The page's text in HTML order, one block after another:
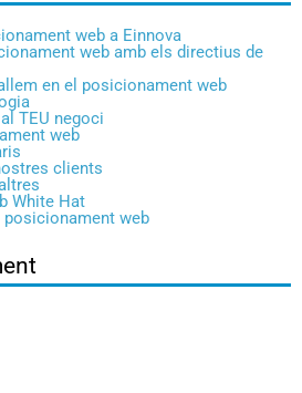
web a Einnova
web amb els directius de
en el posicionament web
TEU negoci
web
clients
White Hat
posicionament web